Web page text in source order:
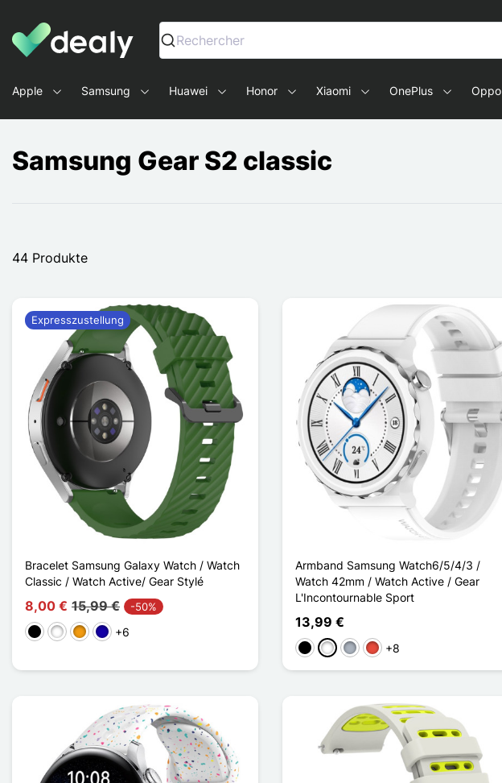
Dealy - Hüllen und Zubehör für Smartphones und Tablets
Rechercher
Apple Samsung Huawei Honor Xiaomi OnePlus Oppo
Samsung Gear S2 classic
44 Produkte
Bracelet Samsung Galaxy Watch / Watch
Classic / Watch Active/ Gear Stylé
8,00 € 15,99 € -50%
Schwarz
WeißOrangeDunkelblau
+6
Expresszustellung
Armband Samsung Watch6/5/4/3 /
Watch 42mm / Watch Active / Gear
L'Incontournable Sport
13,99 €
Schwarz
WeißGrauRot +8